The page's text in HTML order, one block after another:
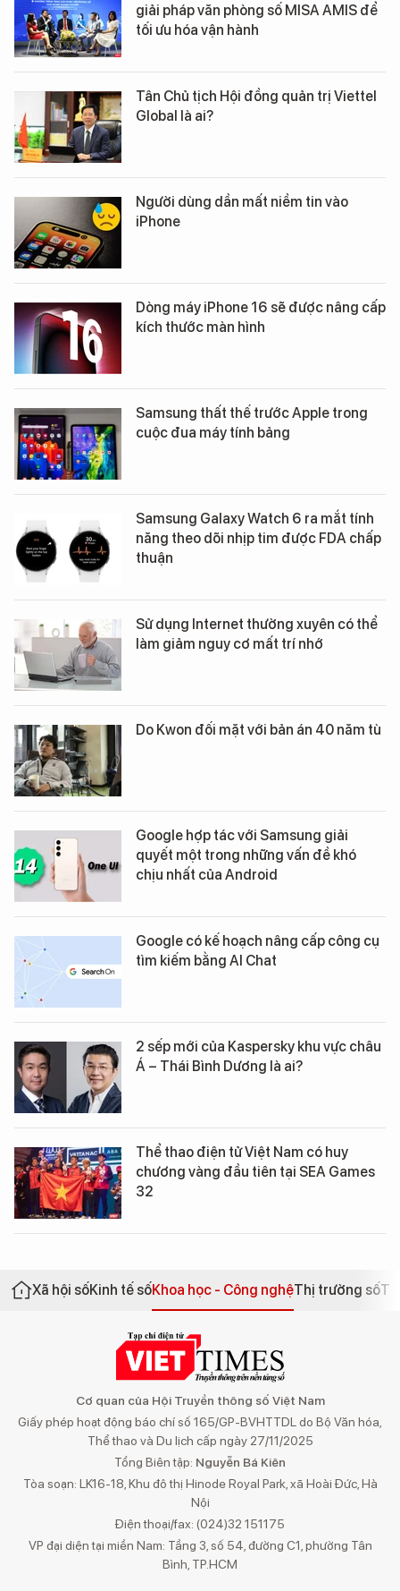
giải pháp văn phòng số MISA AMIS để
tối ưu hóa vận hành
Tân Chủ tịch Hội đồng quản trị Viettel
Global là ai?
Người dùng dần mất niềm tin vào
iPhone
Dòng máy iPhone 16 sẽ được nâng cấp
kích thước màn hình
Samsung thất thế trước Apple trong
cuộc đua máy tính bảng
Samsung Galaxy Watch 6 ra mắt tính
năng theo dõi nhịp tim được FDA chấp
thuận
Sử dụng Internet thường xuyên có thể
làm giảm nguy cơ mất trí nhớ
Do Kwon đối mặt với bản án 40 năm tù
Google hợp tác với Samsung giải
quyết một trong những vấn đề khó
chịu nhất của Android
Google có kế hoạch nâng cấp công cụ
tìm kiếm bằng AI Chat
2 sếp mới của Kaspersky khu vực châu
Á – Thái Bình Dương là ai?
Thể thao điện tử Việt Nam có huy
chương vàng đầu tiên tại SEA Games
32
Xã hội sốKinh tế sốKhoa học - Công nghệThị trường số
Cơ quan của Hội Truyền thông số Việt Nam
Giấy phép hoạt động báo chí số 165/GP-BVHTTDL do Bộ Văn hóa,
Thể thao và Du lịch cấp ngày 27/11/2025
Tổng Biên tập: Nguyễn Bá Kiên
Tòa soạn: LK16-18, Khu đô thị Hinode Royal Park, xã Hoài Đức, Hà
Nội
Điện thoại/fax: (024)32 151175
VP đại diện tại miền Nam: Tầng 3, số 54, đường C1, phường Tân
Bình, TP.HCM